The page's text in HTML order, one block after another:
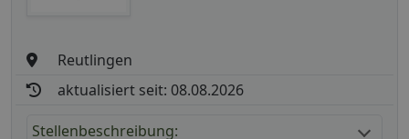
Reutlingen
aktualisiert seit: 08.08.2026
Stellenbeschreibung: